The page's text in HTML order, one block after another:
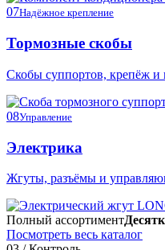
07Надёжное крепление
Тормозные скобы
Скобы суппортов, крепёж
08Управление
Электрика
Жгуты, разъёмы и
Полный ассортимент
Посмотреть весь каталог